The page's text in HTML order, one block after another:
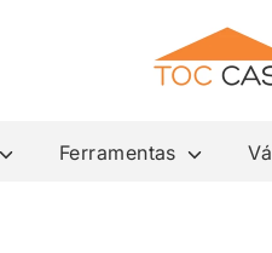
Ferramentas